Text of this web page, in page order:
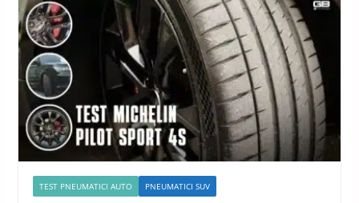
TEST PNEUMATICI AUTO PNEUMATICI SUV